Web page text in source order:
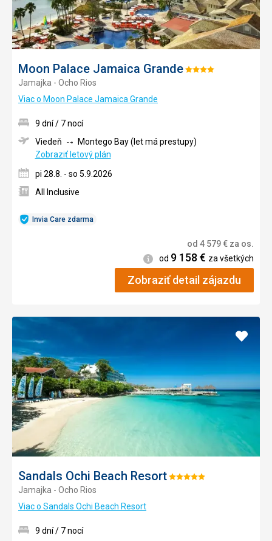
Moon Palace Jamaica GrandeHodnotenie:
Jamajka - Ocho Rios
Viac o Moon Palace Jamaica Grande
Invia Care zdarma
9 dní / 7 nocí
Viedeň
Montego Bay (let má prestupy)
Zobraziť letový plán
pi 28.8. - so 5.9.2026
All Inclusive
od 4 579€ za os.
Informácie
od 9 158 € za všetkých
Zobraziť detail zájazdu
Sandals Ochi Beach ResortHodnotenie:
Jamajka - Ocho Rios
Viac o Sandals Ochi Beach Resort
Pridať
9 dní / 7 nocí